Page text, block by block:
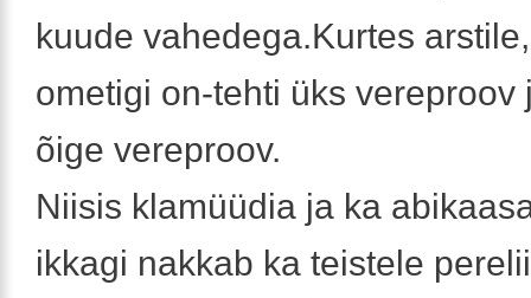
kuude vahedega.Kurtes
ometigi on-tehti üks vereproov
õige vereproov.
Niisis klamüüdia ja ka
ikkagi nakkab ka teistele